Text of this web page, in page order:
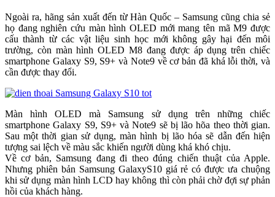
Ngoài ra, hãng sản xuất đến từ Hàn Quốc – Samsung cũng chia sẻ
họ đang nghiên cứu màn hình OLED mới mang tên mã M9 được
cấu thành từ các vật liệu sinh học mới không gây hại đến môi
trường, còn màn hình OLED M8 đang được áp dụng trên chiếc
smartphone Galaxy S9, S9+ và Note9 về cơ bản đã khá lỗi thời, và
cần được thay đổi.
Màn hình OLED mà Samsung sử dụng trên những chiếc
smartphone Galaxy S9, S9+ và Note9 sẽ bị lão hõa theo thời gian.
Sau một thời gian sử dụng, màn hình bị lão hóa sẽ dẫn đến hiện
tượng sai lệch về màu sắc khiến người dùng khá khó chịu.
Về cơ bản, Samsung đang đi theo đúng chiến thuật của Apple.
Nhưng phiên bản Samsung GalaxyS10 giá rẻ có được ưa chuộng
khi sử dụng màn hình LCD hay không thì còn phải chờ đợi sự phản
hồi của khách hàng.